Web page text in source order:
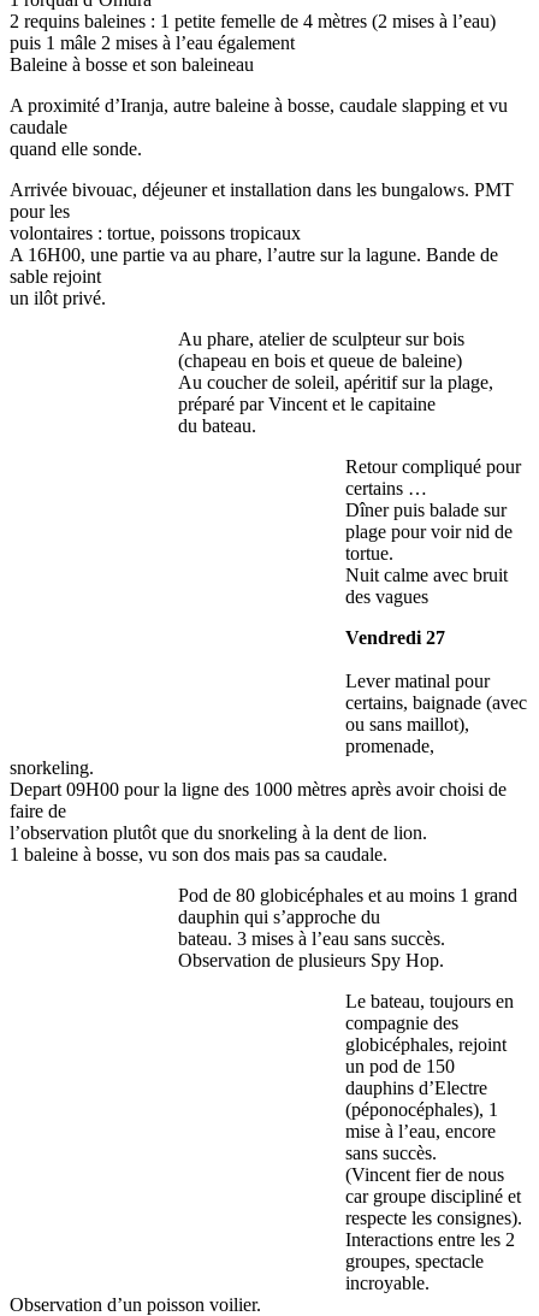
2 requins baleines : 1 petite femelle de 4 mètres (2 mises à l’eau)
puis 1 mâle 2 mises à l’eau également
Baleine à bosse et son baleineau
A proximité d’Iranja, autre baleine à bosse, caudale slapping et vu
caudale
quand elle sonde.
Arrivée bivouac, déjeuner et installation dans les bungalows. PMT
pour les
volontaires : tortue, poissons tropicaux
A 16H00, une partie va au phare, l’autre sur la lagune. Bande de
sable rejoint
un ilôt privé.
Au phare, atelier de sculpteur sur bois
(chapeau en bois et queue de baleine)
Au coucher de soleil, apéritif sur la plage,
préparé par Vincent et le capitaine
du bateau.
Retour compliqué pour
certains …
Dîner puis balade sur
plage pour voir nid de
tortue.
Nuit calme avec bruit
des vagues
Vendredi 27
Lever matinal pour
certains, baignade (avec
ou sans maillot),
promenade,
snorkeling.
Depart 09H00 pour la ligne des 1000 mètres après avoir choisi de
faire de
l’observation plutôt que du snorkeling à la dent de lion.
1 baleine à bosse, vu son dos mais pas sa caudale.
Pod de 80 globicéphales et au moins 1 grand
dauphin qui s’approche du
bateau. 3 mises à l’eau sans succès.
Observation de plusieurs Spy Hop.
Le bateau, toujours en
compagnie des
globicéphales, rejoint
un pod de 150
dauphins d’Electre
(péponocéphales), 1
mise à l’eau, encore
sans succès.
(Vincent fier de nous
car groupe discipliné et
respecte les consignes).
Interactions entre les 2
groupes, spectacle
incroyable.
Observation d’un poisson voilier.